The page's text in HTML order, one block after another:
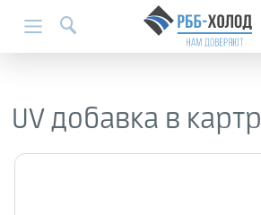
UV добавка в